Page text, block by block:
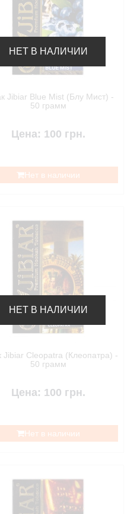
НЕТ В НАЛИЧИИ
Jibiar Blue Mist (Блу Мист) -
50 грамм
Цена: 100 грн.
Нет в наличии
НЕТ В НАЛИЧИИ
Jibiar Cleopatra (Клеопатра) -
50 грамм
Цена: 100 грн.
Нет в наличии